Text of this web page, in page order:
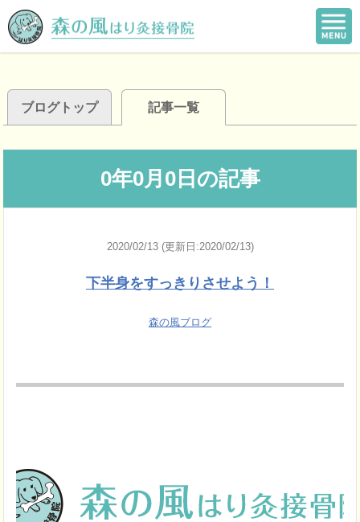
ブログトップ 記事一覧
0年0月0日の記事
2020/02/13 (更新日:2020/02/13)
下半身をすっきりさせよう！
森の風ブログ